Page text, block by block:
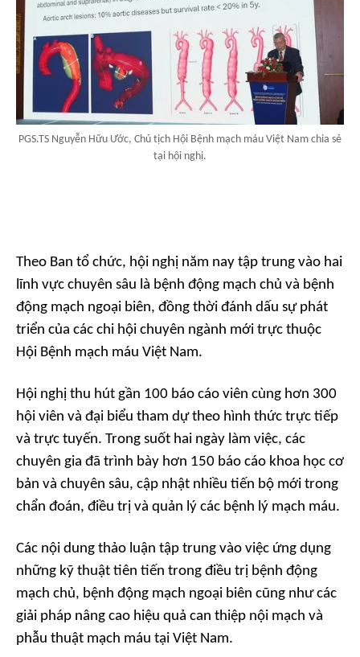
PGS.TS Nguyễn Hữu Ước, Chủ tịch Hội Bệnh mạch máu Việt Nam chia sẻ
tại hội nghị.
Theo Ban tổ chức, hội nghị năm nay tập trung vào hai
lĩnh vực chuyên sâu là bệnh động mạch chủ và bệnh
động mạch ngoại biên, đồng thời đánh dấu sự phát
triển của các chi hội chuyên ngành mới trực thuộc
Hội Bệnh mạch máu Việt Nam.
Hội nghị thu hút gần 100 báo cáo viên cùng hơn 300
hội viên và đại biểu tham dự theo hình thức trực tiếp
và trực tuyến. Trong suốt hai ngày làm việc, các
chuyên gia đã trình bày hơn 150 báo cáo khoa học cơ
bản và chuyên sâu, cập nhật nhiều tiến bộ mới trong
chẩn đoán, điều trị và quản lý các bệnh lý mạch máu.
Các nội dung thảo luận tập trung vào việc ứng dụng
những kỹ thuật tiên tiến trong điều trị bệnh động
mạch chủ, bệnh động mạch ngoại biên cũng như các
giải pháp nâng cao hiệu quả can thiệp nội mạch và
phẫu thuật mạch máu tại Việt Nam.